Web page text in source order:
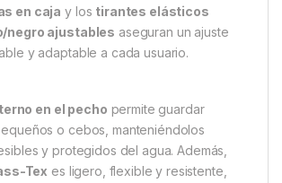
en caja y los tirantes elásticos
negro ajustables aseguran un ajuste
y adaptable a cada usuario.
en el pecho permite guardar
o cebos, manteniéndolos
y protegidos del agua. Además,
Tex es ligero, flexible y resistente,